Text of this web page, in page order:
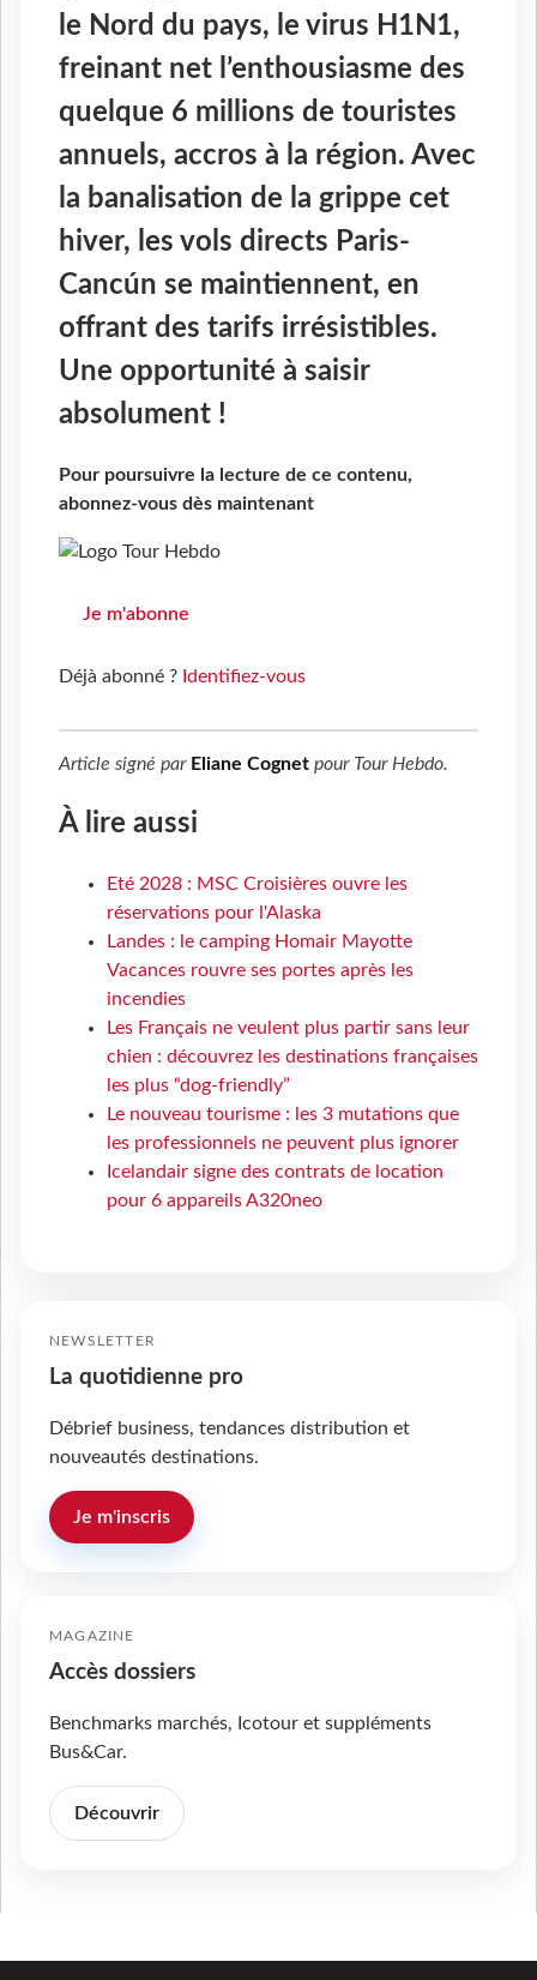
le Nord du pays, le virus H1N1,
freinant net l’enthousiasme des
quelque 6 millions de touristes
annuels, accros à la région. Avec
la banalisation de la grippe cet
hiver, les vols directs Paris-
Cancún se maintiennent, en
offrant des tarifs irrésistibles.
Une opportunité à saisir
absolument !
Pour poursuivre la lecture de ce contenu,
abonnez-vous dès maintenant
Je m'abonne
Déjà abonné ? Identifiez-vous
Article signé par Eliane Cognet pour Tour Hebdo.
À lire aussi
Eté 2028 : MSC Croisières ouvre les
réservations pour l'Alaska
Landes : le camping Homair Mayotte
Vacances rouvre ses portes après les
incendies
Les Français ne veulent plus partir sans leur
chien : découvrez les destinations françaises
les plus “dog-friendly”
Le nouveau tourisme : les 3 mutations que
les professionnels ne peuvent plus ignorer
Icelandair signe des contrats de location
pour 6 appareils A320neo
NEWSLETTER
La quotidienne pro
Débrief business, tendances distribution et
nouveautés destinations.
Je m'inscris
MAGAZINE
Accès dossiers
Benchmarks marchés, Icotour et suppléments
Bus&Car.
Découvrir